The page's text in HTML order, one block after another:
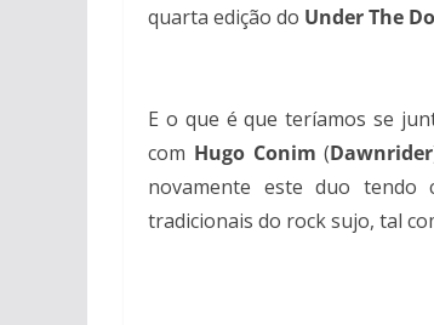
quarta edição do Under The
E o que é que teríamos se
com Hugo Conim (Dawnrider
novamente este duo tendo
tradicionais do rock sujo, tal